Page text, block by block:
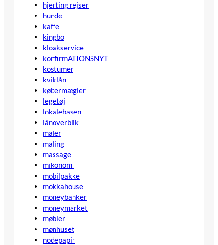
hjerting rejser
hunde
kaffe
kingbo
kloakservice
konfirmATIONSNYT
kostumer
kviklån
købermægler
legetøj
lokalebasen
lånoverblik
maler
maling
massage
mikonomi
mobilpakke
mokkahouse
moneybanker
moneymarket
møbler
mønhuset
nodepapir